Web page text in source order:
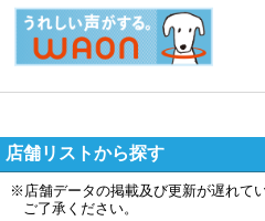
店舗リストから探す
※店舗データの掲載及び更新が遅れて
ご了承ください。